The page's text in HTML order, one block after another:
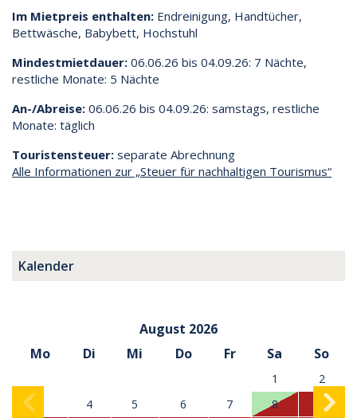
Im Mietpreis enthalten: Endreinigung, Handtücher,
Bettwäsche, Babybett, Hochstuhl
Mindestmietdauer: 06.06.26 bis 04.09.26: 7 Nächte,
restliche Monate: 5 Nächte
An-/Abreise: 06.06.26 bis 04.09.26: samstags, restliche
Monate: täglich
Touristensteuer: separate Abrechnung
Alle Informationen zur „Steuer für nachhaltigen Tourismus“
Kalender
August 2026
Mo
Di Mi Do Fr Sa So
1
2
4 5 6 7 8
9